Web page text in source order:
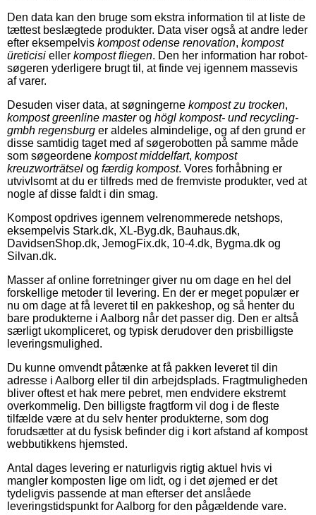
Den data kan den bruge som ekstra information til at liste de
tættest beslægtede produkter. Data viser også at andre leder
efter eksempelvis kompost odense renovation, kompost
üreticisi eller kompost fliegen. Den her information har robot-
søgeren yderligere brugt til, at finde vej igennem massevis
af varer.
Desuden viser data, at søgningerne kompost zu trocken,
kompost greenline masterog högl kompost- und recycling-
gmbh regensburg er aldeles almindelige, og af den grund er
disse samtidig taget med af søgerobotten på samme måde
som søgeordene kompost middelfart, kompost
kreuzworträtsel og færdig kompost. Vores forhåbning er
utvivlsomt at du er tilfreds med de fremviste produkter, ved at
nogle af disse faldt i din smag.
Kompost opdrives igennem velrenommerede netshops,
eksempelvis Stark.dk, XL-Byg.dk, Bauhaus.dk,
DavidsenShop.dk, JemogFix.dk, 10-4.dk, Bygma.dk og
Silvan.dk.
Masser af online forretninger giver nu om dage en hel del
forskellige metoder til levering. En der er meget populær er
nu om dage at få leveret til en pakkeshop, og så henter du
bare produkterne i Aalborg når det passer dig. Den er altså
særligt ukompliceret, og typisk derudover den prisbilligste
leveringsmulighed.
Du kunne omvendt påtænke at få pakken leveret til din
adresse i Aalborg eller til din arbejdsplads. Fragtmuligheden
bliver oftest et hak mere pebret, men endvidere ekstremt
overkommelig. Den billigste fragtform vil dog i de fleste
tilfælde være at du selv henter produkterne, som dog
forudsætter at du fysisk befinder dig i kort afstand af kompost
webbutikkens hjemsted.
Antal dages levering er naturligvis rigtig aktuel hvis vi
mangler komposten lige om lidt, og i det øjemed er det
tydeligvis passende at man efterser det anslåede
leveringstidspunkt for Aalborg for den pågældende vare.